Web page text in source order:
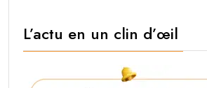
L’actu en un clin d’œil